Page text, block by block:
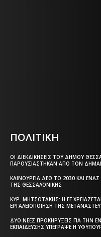
ΠΟΛΙΤΙΚΗ
ΟΙ ΔΙΕΚΔΙΚΉΣΕΙΣ ΤΟΥ ΔΉΜΟΥ
ΠΑΡΟΥΣΙΆΣΤΗΚΑΝ ΑΠΌ ΤΟΝ
ΚΑΙΝΟΎΡΓΙΑ ΔΕΘ ΤΟ 2030 ΚΑΙ
ΤΗΣ ΘΕΣΣΑΛΟΝΊΚΗΣ
ΚΥΡ. ΜΗΤΣΟΤΆΚΗΣ: Η ΕΕ
ΕΡΓΑΛΕΙΟΠΟΊΗΣΗ ΤΗΣ
ΔΎΟ ΝΈΕΣ ΠΡΟΚΗΡΎΞΕΙΣ ΓΙΑ ΤΗΝ
ΕΚΠΑΊΔΕΥΣΗΣ ΥΠΈΓΡΑΨΕ Η